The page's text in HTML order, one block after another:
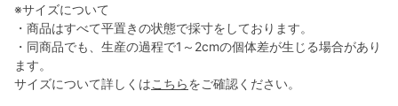
※サイズについて
・商品はすべて平置きの状態で採寸をしております。
・同商品でも、生産の過程で1～2cmの個体差が生じる場合があり
ます。
サイズについて詳しくはこちらをご確認ください。